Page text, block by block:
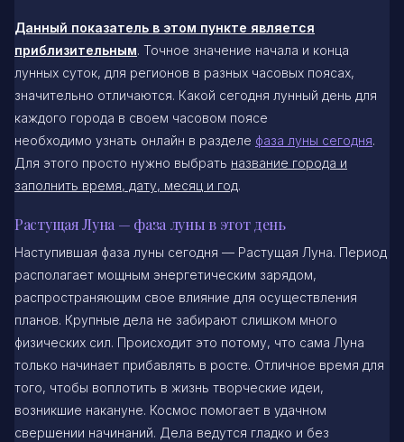
Данный показатель в этом пункте является
приблизительным. Точное значение начала и конца
лунных суток, для регионов в разных часовых поясах,
значительно отличаются. Какой сегодня лунный день для
каждого города в своем часовом поясе
необходимо узнать онлайн в разделе фаза луны сегодня.
Для этого просто нужно выбрать название города и
заполнить время, дату, месяц и год.
Растущая Луна — фаза луны в этот день
Наступившая фаза луны сегодня — Растущая Луна. Период
располагает мощным энергетическим зарядом,
распространяющим свое влияние для осуществления
планов. Крупные дела не забирают слишком много
физических сил. Происходит это потому, что сама Луна
только начинает прибавлять в росте. Отличное время для
того, чтобы воплотить в жизнь творческие идеи,
возникшие накануне. Космос помогает в удачном
свершении начинаний. Дела ведутся гладко и без